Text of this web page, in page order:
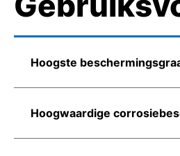
Hoogste
Hoogwaardige